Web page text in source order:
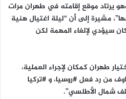
يرتاد موقع إقامته في طهران مرات
مشيرة إلى أن “ليلة اغتيال هنية
سيؤدي لإلغاء المهمة لكن
طهران كمكان لإجراء العملية،
من رد فعل #روسيا، و #تركيا
شمال الأطلسي”.